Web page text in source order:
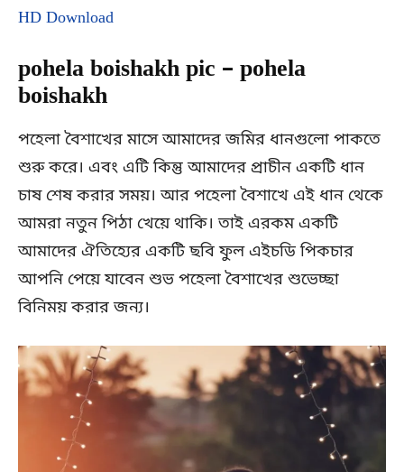
HD Download
pohela boishakh pic – pohela
boishakh
পহেলা বৈশাখের মাসে আমাদের জমির ধানগুলো পাকতে
শুরু করে। এবং এটি কিন্তু আমাদের প্রাচীন একটি ধান
চাষ শেষ করার সময়। আর পহেলা বৈশাখে এই ধান থেকে
আমরা নতুন পিঠা খেয়ে থাকি। তাই এরকম একটি
আমাদের ঐতিহ্যের একটি ছবি ফুল এইচডি পিকচার
আপনি পেয়ে যাবেন শুভ পহেলা বৈশাখের শুভেচ্ছা
বিনিময় করার জন্য।